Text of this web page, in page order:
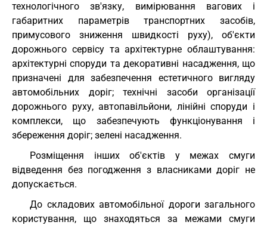
технологічного зв'язку, вимірювання вагових і
габаритних параметрів транспортних засобів,
примусового зниження швидкості руху), об'єкти
дорожнього сервісу та архітектурне облаштування:
архітектурні споруди та декоративні насадження, що
призначені для забезпечення естетичного вигляду
автомобільних доріг; технічні засоби організації
дорожнього руху, автопавільйони, лінійні споруди і
комплекси, що забезпечують функціонування і
збереження доріг; зелені насадження.
Розміщення інших об'єктів у межах смуги
відведення без погодження з власниками доріг не
допускається.
До складових автомобільної дороги загального
користування, що знаходяться за межами смуги